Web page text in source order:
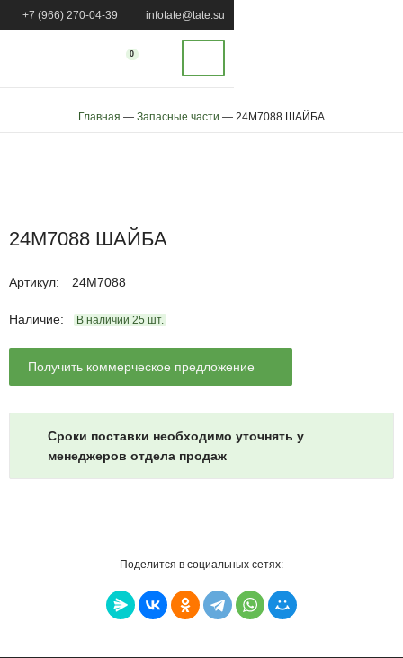
+7 (966) 270-04-39 infotate@tate.su
0
Главная — Запасные части — 24M7088 ШАЙБА
24M7088 ШАЙБА
Артикул: 24M7088
Наличие: В наличии 25 шт.
Получить коммерческое предложение
Сроки поставки необходимо уточнять у
менеджеров отдела продаж
Поделится в социальных сетях: